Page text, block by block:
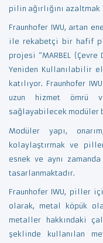
pilin ağırlığını
Fraunhofer IWU, artan
ile rekabetçi bir hafif
projesi “MARBEL
Yeniden Kullanılabilir
katılıyor. Fraunhofer
uzun hizmet ömrü
sağlayabilecek modüler
Modüler yapı,
kolaylaştırmak ve
esnek ve aynı
tasarlanmaktadır.
Fraunhofer IWU, piller
olarak, metal köpük
metaller hakkındaki
şeklinde kullanılan